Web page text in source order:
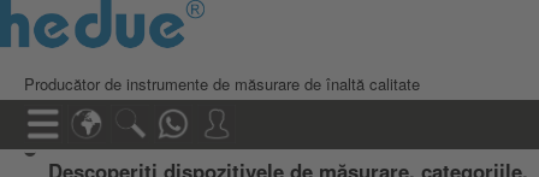
Producător de instrumente de măsurare de înaltă calitate
Descoperiți dispozitivele de măsurare, categoriile.